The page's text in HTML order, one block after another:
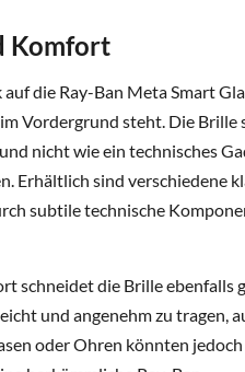
Komfort
die Ray-Ban Meta Smart
Vordergrund steht. Die Brille
nicht wie ein technisches
Erhältlich sind verschiedene
subtile technische
schneidet die Brille ebenfalls
und angenehm zu tragen,
oder Ohren könnten